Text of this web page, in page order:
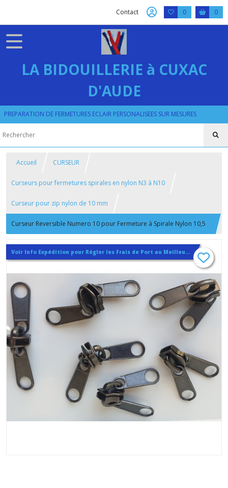
Contact 0 0
LA BIDOUILLERIE à CUXAC
D'AUDE
PREPARATION DE FERMETURES ECLAIR PERSONALISEES SUR MESURES
Accueil CURSEUR
Curseurs pour fermetures spirales en nylon N3 à N10
Curseur pour zip nylon de 10 mm
Curseur Reversible Numero 10 pour Fermeture à Spirale Nylon 10,5
mm , Noir Blanc Argent
Voir Info Expédition pour Régler les Frais de Port au Meilleur Prix , En haut d'ecran à Droite